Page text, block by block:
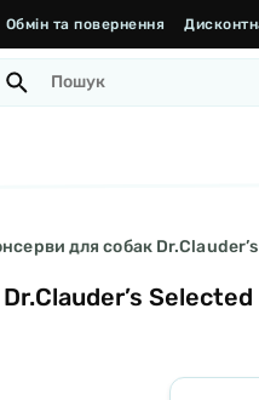
Обмін та повернення
для собак